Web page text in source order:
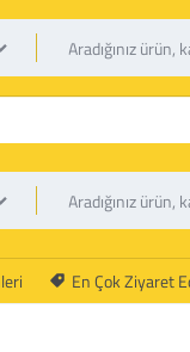
En Çok Ziyaret